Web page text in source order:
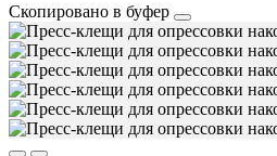
Скопировано в буфер